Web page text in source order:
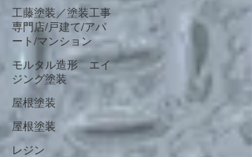
工藤塗装／塗装工事
専門店/戸建て/アパ
ート/マンション
モルタル造形 エイ
ジング塗装
屋根塗装
屋根塗装
レジン